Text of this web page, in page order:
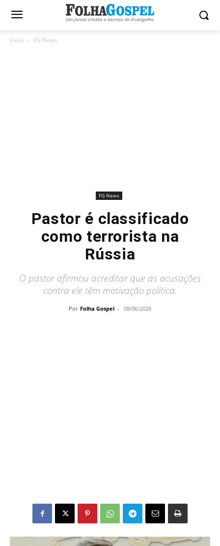
Início FG News
FG News
Pastor é classificado
como terrorista na
Rússia
O pastor afirmou acreditar que as acusações
contra ele têm motivação política.
Por Folha Gospel - 08/06/2026